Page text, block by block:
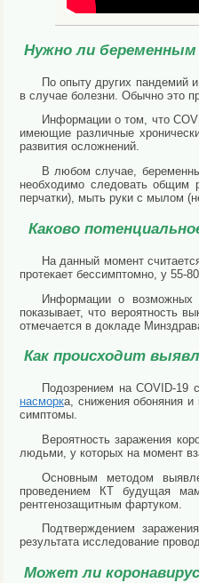
Нужно ли
По опыту других пандемий
в случае болезни. Обычно это
Информации о том, что
имеющие различные
развития осложнений.
В любом случае,
необходимо следовать общим
перчатки), мыть руки с мылом
Каково
На данный момент
протекает бессимптомно, у 55-
Информации о возможных
показывает, что вероятность
отмечается в докладе
Как происходит
Подозрением на COVID-19
насморка, снижения обоняния и
симптомы.
Вероятность заражения
людьми, у которых на момент
Основным методом
проведением КТ будущая
рентгенозащитным фартуком.
Подтверждением
результата исследование
Может ли